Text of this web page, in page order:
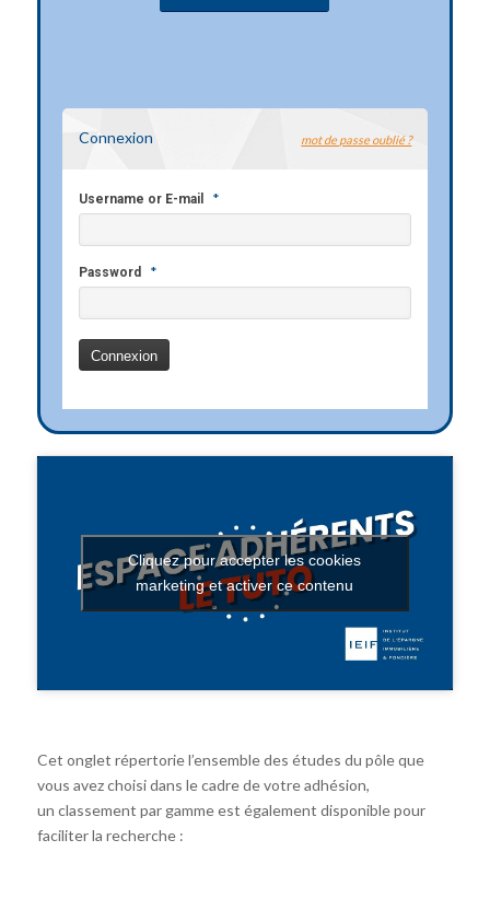
Connexion mot de passe oublié ?
Username or E-mail *
Password *
Cliquez pour accepter les cookies
marketing et activer ce contenu
Cet onglet répertorie l’ensemble des études du pôle que
vous avez choisi dans le cadre de votre adhésion,
un classement par gamme est également disponible pour
faciliter la recherche :